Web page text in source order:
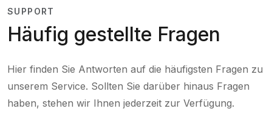
SUPPORT
Häufig gestellte Fragen
Hier finden Sie Antworten auf die häufigsten Fragen zu
unserem Service. Sollten Sie darüber hinaus Fragen
haben, stehen wir Ihnen jederzeit zur Verfügung.